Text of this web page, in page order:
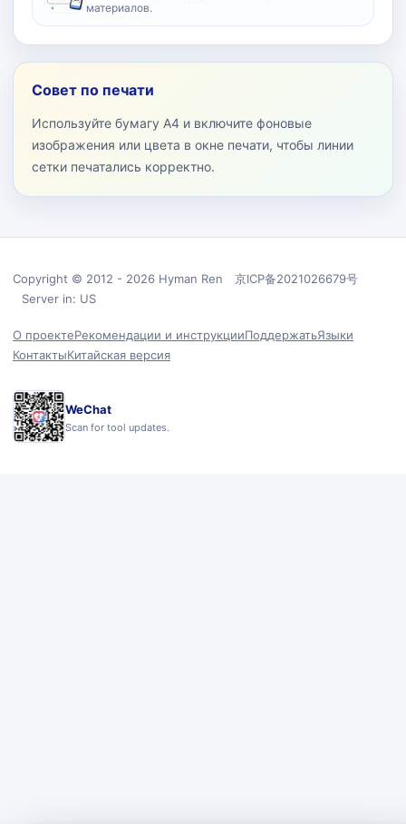
материалов.
Совет по печати
Используйте бумагу A4 и включите фоновые
изображения или цвета в окне печати, чтобы линии
сетки печатались корректно.
Copyright © 2012 - 2026 Hyman Ren 京ICP备2021026679号
Server in: US
О проектеРекомендации и инструкцииПоддержатьЯзыки
КонтактыКитайская версия
WeChat
Scan for tool updates.